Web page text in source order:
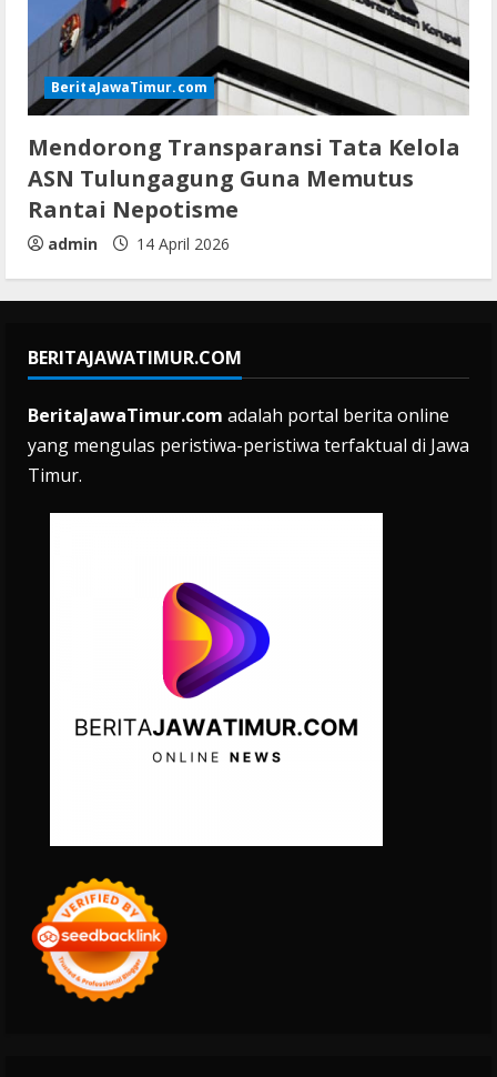
BeritaJawaTimur.com
Mendorong Transparansi Tata Kelola
ASN Tulungagung Guna Memutus
Rantai Nepotisme
admin 14 April 2026
BERITAJAWATIMUR.COM
BeritaJawaTimur.com adalah portal berita online
yang mengulas peristiwa-peristiwa terfaktual di Jawa
Timur.